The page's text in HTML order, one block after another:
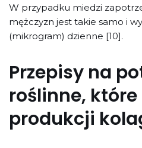
W przypadku miedzi
mężczyzn jest takie samo i
(mikrogram) dzienne [10].
Przepisy na
roślinne,
produkcji